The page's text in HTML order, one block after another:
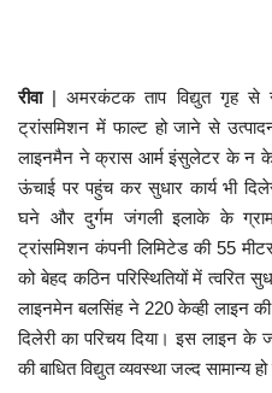
देश
दुनिया
मध्यप्रदेश
छत्तीसगढ़
मनोरंजन
रीवा | अमरकंटक ताप विद्युत गृह से
ट्रांसमिशन में फाल्ट हो जाने से
लाइनमैन ने क्रास आर्म इंसुलेटर के न
ऊंचाई पर पहुंच कर सुधार कार्य भी
घने और दुर्गम जंगली इलाके के
ट्रांसमिशन कंपनी लिमिटेड की 55
को बेहद कठिन परिस्थितियों में त्वरित
लाइनमेन बलसिंह ने 220 केव्ही लाइन
दिलेरी का परिचय दिया। इस लाइन के
की बाधित विद्युत व्यवस्था जल्द सामान्य